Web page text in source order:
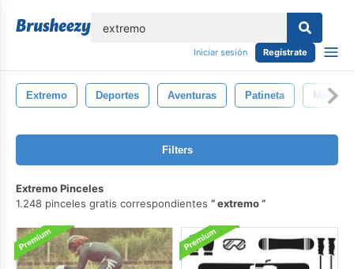
Iniciar sesión Regístrate
Extremo Deportes Aventuras Patineta Montaña
Filters
Extremo Pinceles
1.248 pinceles gratis correspondientes
extremo